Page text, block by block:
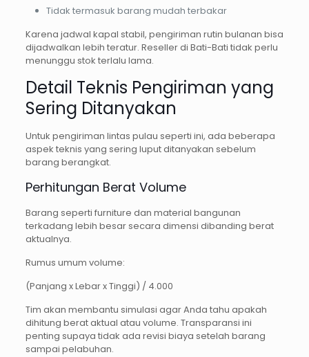
Tidak termasuk barang mudah terbakar
Karena jadwal kapal stabil, pengiriman rutin bulanan bisa
dijadwalkan lebih teratur. Reseller di Bati-Bati tidak perlu
menunggu stok terlalu lama.
Detail Teknis Pengiriman yang
Sering Ditanyakan
Untuk pengiriman lintas pulau seperti ini, ada beberapa
aspek teknis yang sering luput ditanyakan sebelum
barang berangkat.
Perhitungan Berat Volume
Barang seperti furniture dan material bangunan
terkadang lebih besar secara dimensi dibanding berat
aktualnya.
Rumus umum volume:
(Panjang x Lebar x Tinggi) / 4.000
Tim akan membantu simulasi agar Anda tahu apakah
dihitung berat aktual atau volume. Transparansi ini
penting supaya tidak ada revisi biaya setelah barang
sampai pelabuhan.